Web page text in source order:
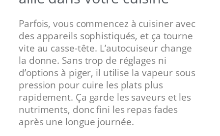
Parfois, vous commencez à cuisiner avec
des appareils sophistiqués, et ça tourne
vite au casse-tête. L’autocuiseur change
la donne. Sans trop de réglages ni
d’options à piger, il utilise la vapeur sous
pression pour cuire les plats plus
rapidement. Ça garde les saveurs et les
nutriments, donc fini les repas fades
après une longue journée.